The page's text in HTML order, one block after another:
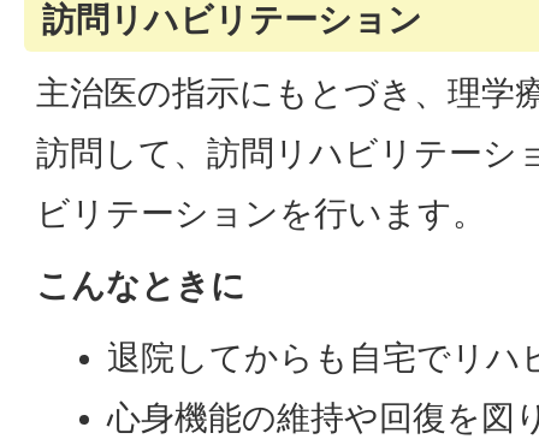
訪問リハビリテーション
主治医の指示にもとづき、理学
訪問して、訪問リハビリテーシ
ビリテーションを行います。
こんなときに
退院してからも自宅でリハ
心身機能の維持や回復を図